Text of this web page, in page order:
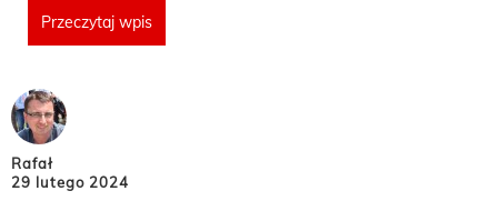
Przeczytaj wpis
Rafał
29 lutego 2024